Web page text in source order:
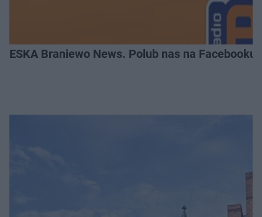
ESKA Braniewo News. Polub nas na Facebooku!